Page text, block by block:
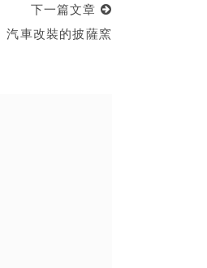
下一篇文章
汽車改裝的披薩窯